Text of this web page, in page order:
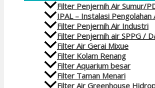
Filter Penjernih Air Sumur/
IPAL – Instalasi Pengolahan
Filter Penjernih Air Industri
Filter Penjernih air SPPG /
Filter Air Gerai Mixue
Filter Kolam Renang
Filter Aquarium besar
Filter Taman Menari
Filter Air Greenhouse